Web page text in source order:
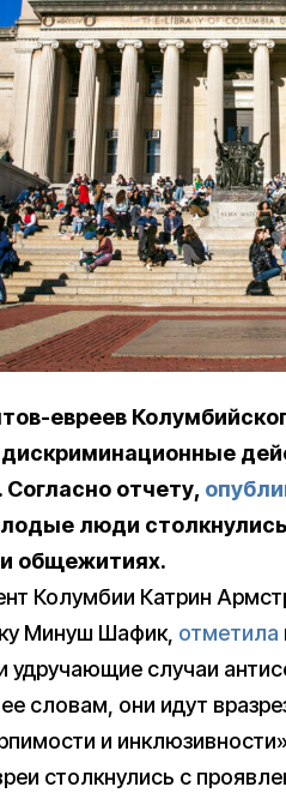
евреев
Согласно отчету,
люди
общежитиях.
Колумбии Катрин
Минуш Шафик, отметила
удручающие случаи
словам, они идут
и
столкнулись с